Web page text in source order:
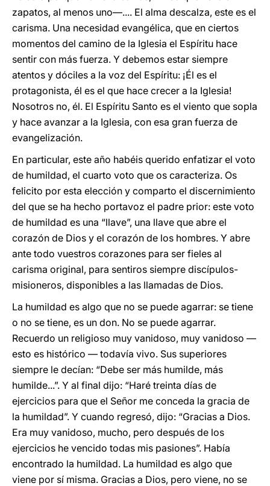
zapatos, al menos uno―.... El alma descalza, este es el
carisma. Una necesidad evangélica, que en ciertos
momentos del camino de la Iglesia el Espíritu hace
sentir con más fuerza. Y debemos estar siempre
atentos y dóciles a la voz del Espíritu: ¡Él es el
protagonista, él es el que hace crecer a la Iglesia!
Nosotros no, él. El Espíritu Santo es el viento que sopla
y hace avanzar a la Iglesia, con esa gran fuerza de
evangelización.
En particular, este año habéis querido enfatizar el voto
de humildad, el cuarto voto que os caracteriza. Os
felicito por esta elección y comparto el discernimiento
del que se ha hecho portavoz el padre prior: este voto
de humildad es una “llave”, una llave que abre el
corazón de Dios y el corazón de los hombres. Y abre
ante todo vuestros corazones para ser fieles al
carisma original, para sentiros siempre discípulos-
misioneros, disponibles a las llamadas de Dios.
La humildad es algo que no se puede agarrar: se tiene
o no se tiene, es un don. No se puede agarrar.
Recuerdo un religioso muy vanidoso, muy vanidoso ―
esto es histórico ― todavía vivo. Sus superiores
siempre le decían: “Debe ser más humilde, más
humilde...”. Y al final dijo: “Haré treinta días de
ejercicios para que el Señor me conceda la gracia de
la humildad”. Y cuando regresó, dijo: “Gracias a Dios.
Era muy vanidoso, mucho, pero después de los
ejercicios he vencido todas mis pasiones”. Había
encontrado la humildad. La humildad es algo que
viene por sí misma. Gracias a Dios, pero viene, no se